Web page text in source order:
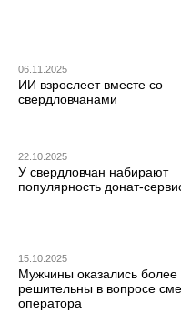
06.11.2025
ИИ взрослеет вместе со
свердловчанами
22.10.2025
У свердловчан набирают
популярность донат-
15.10.2025
Мужчины оказались более
решительны в вопросе
оператора